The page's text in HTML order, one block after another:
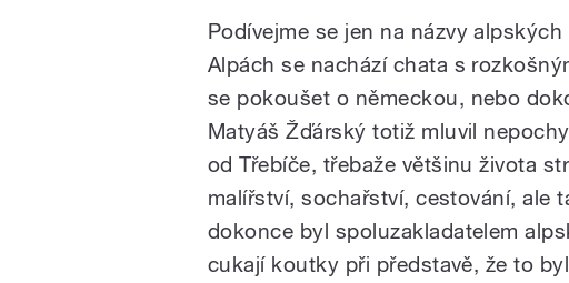
Podívejme se jen na názvy
Alpách se nachází chata s
se pokoušet o německou, nebo
Matyáš Žďárský totiž mluvil
od Třebíče, třebaže většinu života
malířství, sochařství, cestování, ale
dokonce byl spoluzakladatelem
cukají koutky při představě, že to